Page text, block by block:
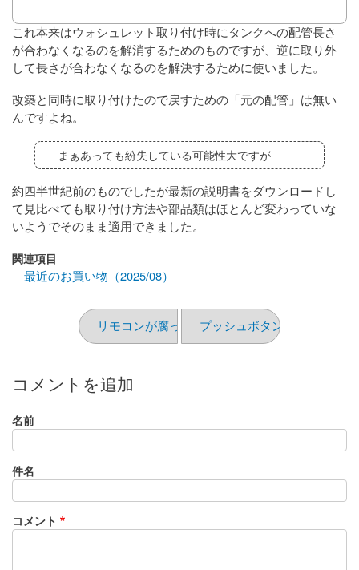
これ本来はウォシュレット取り付け時にタンクへの配管長さ
が合わなくなるのを解消するためのものですが、逆に取り外
して長さが合わなくなるのを解決するために使いました。
改築と同時に取り付けたので戻すための「元の配管」は無い
んですよね。
まぁあっても紛失している可能性大ですが
約四半世紀前のものでしたが最新の説明書をダウンロードし
て見比べても取り付け方法や部品類はほとんど変わっていな
いようでそのまま適用できました。
関連項目
最近のお買い物（2025/08）
リモコンが腐っていたプッシュボタン
コメントを追加
名前
件名
コメント